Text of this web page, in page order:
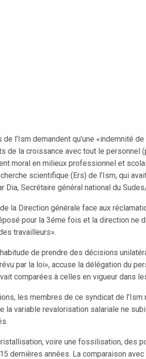
l’Ism demandent qu’une «in­dem­nité
de la croissance avec tout le personnel
moral en milieux professionnel et
scientifique (Ers) de l’Ism, qui
Dia, Secrétaire général national du
la Direction générale face aux
pour la 3éme fois et la direction ne
travailleurs».
de prendre des décisions
par la loi», accuse la délégation du
comparées à celles en vigueur dans
les membres de ce syndicat de
la variable revalorisation salariale ne
voire une fossilisation, des
dernières années. La comparaison